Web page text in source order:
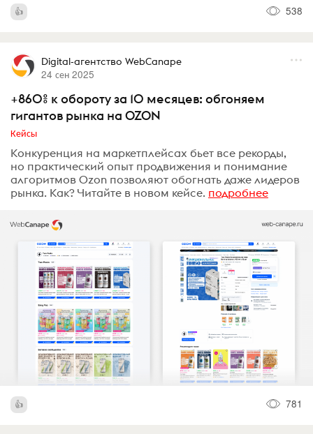
538
Digital-агентство WebCanape
24 сен 2025
+860% к обороту за 10 месяцев: обгоняем
гигантов рынка на OZON
Кейсы
Конкуренция на маркетплейсах бьет все рекорды,
но практический опыт продвижения и понимание
алгоритмов Ozon позволяют обогнать даже лидеров
рынка. Как? Читайте в новом кейсе. подробнее
781